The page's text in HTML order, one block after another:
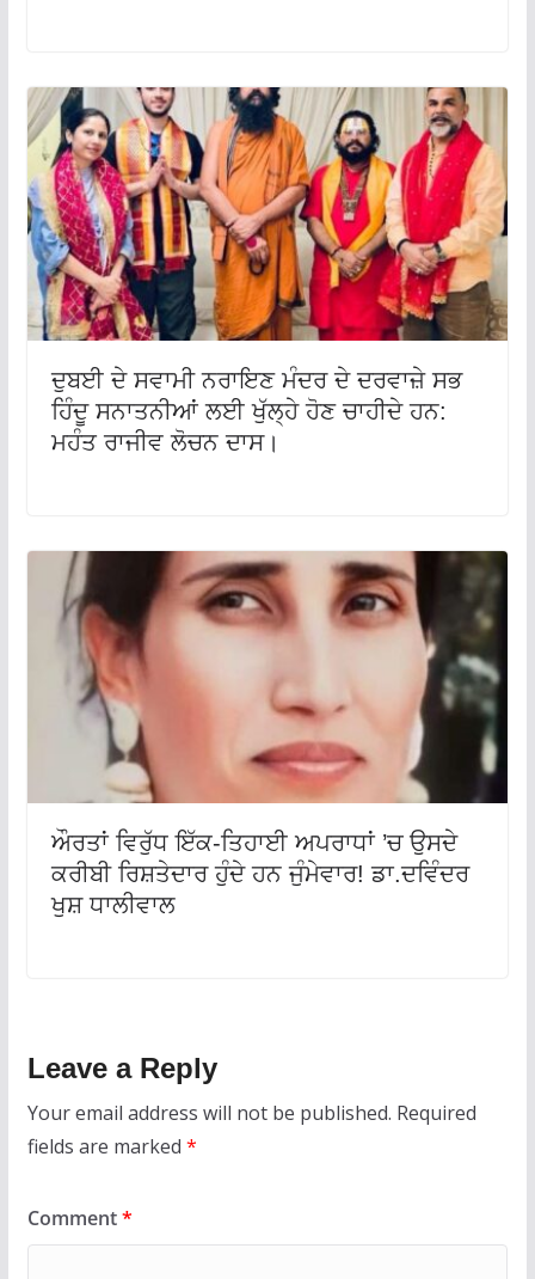
ਦੁਬਈ ਦੇ ਸਵਾਮੀ ਨਰਾਇਣ ਮੰਦਰ ਦੇ ਦਰਵਾਜ਼ੇ ਸਭ
ਹਿੰਦੂ ਸਨਾਤਨੀਆਂ ਲਈ ਖੁੱਲ੍ਹੇ ਹੋਣ ਚਾਹੀਦੇ ਹਨ:
ਮਹੰਤ ਰਾਜੀਵ ਲੋਚਨ ਦਾਸ।
ਔਰਤਾਂ ਵਿਰੁੱਧ ਇੱਕ-ਤਿਹਾਈ ਅਪਰਾਧਾਂ ’ਚ ਉਸਦੇ
ਕਰੀਬੀ ਰਿਸ਼ਤੇਦਾਰ ਹੁੰਦੇ ਹਨ ਜੁੰਮੇਵਾਰ! ਡਾ.ਦਵਿੰਦਰ
ਖੁਸ਼ ਧਾਲੀਵਾਲ
Leave a Reply
Your email address will not be published. Required
fields are marked *
Comment*